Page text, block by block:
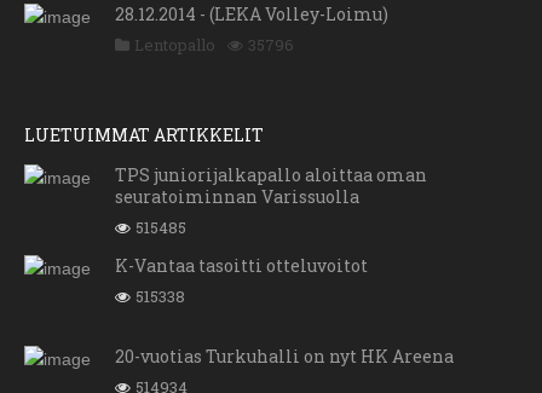
28.12.2014 - (LEKA Volley-Loimu)
Lentopallo 35796
LUETUIMMAT ARTIKKELIT
TPS juniorijalkapallo aloittaa oman
seuratoiminnan Varissuolla
515485
K-Vantaa tasoitti otteluvoitot
515338
20-vuotias Turkuhalli on nyt HK Areena
514934